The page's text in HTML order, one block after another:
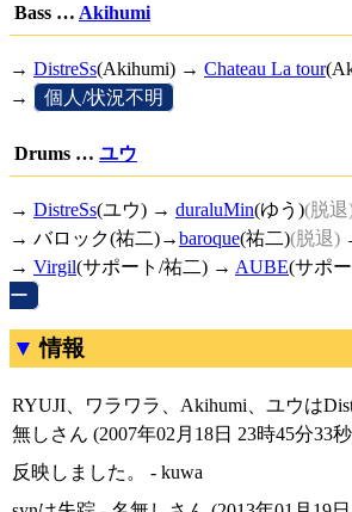
Bass … Akihumi
→ DistreSs(Akihumi) → Chateau La tour
→
個人/状況不明
Drums … ユウ
→ DistreSs(ユウ) → duraluMin(ゆう)(脱退
→ バロック(祐二)→baroque(祐二)(脱退)
→ Virgil(サポート/祐二) → AUBE(サポ
ー
情報
RYUJI、ワラワラ、Akihumi、ユウは
無しさん (2007年02月18日 23時45分33
反映しました。 - kuwa